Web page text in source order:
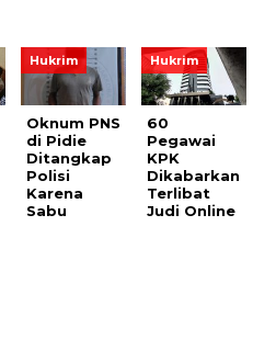
Hukrim
Oknum PNS
di Pidie
Ditangkap
Polisi
Karena
Sabu
Hukrim
60
Pegawai
KPK
Dikabarkan
Terlibat
Judi Online